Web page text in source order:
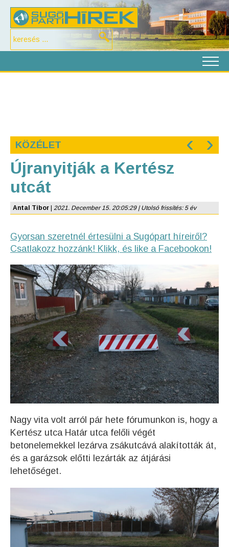
KÖZÉLET ‹ ›
Újranyitják a Kertész
utcát
Antal Tibor 2021. December 15. 20:05:29 | Utolsó frissítés: 5 év
Gyorsan szeretnél értesülni a Sugópart híreiről?
Csatlakozz hozzánk! Klikk, és like a Facebookon!
Nagy vita volt arról pár hete fórumunkon is, hogy a
Kertész utca Határ utca felőli végét
betonelemekkel lezárva zsákutcává alakították át,
és a garázsok előtti lezárták az átjárási
lehetőséget.